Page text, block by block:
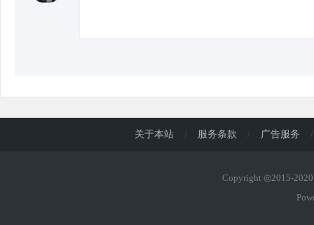
关于本站 / 服务条款 / 广告服务 /
Copyright ◎2015-